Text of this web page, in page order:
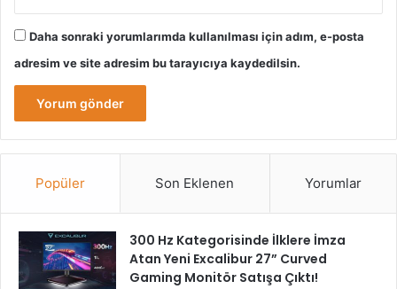
Daha sonraki yorumlarımda kullanılması için adım, e-posta
adresim ve site adresim bu tarayıcıya kaydedilsin.
Popüler Son Eklenen Yorumlar
300 Hz Kategorisinde İlklere İmza
Atan Yeni Excalibur 27” Curved
Gaming Monitör Satışa Çıktı!